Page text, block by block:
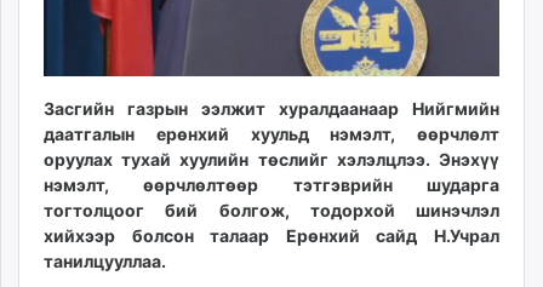
ugluu.mn
unen.mn
asu.mn
shudarga.mn
shuurhai.mn
unuudur.mn
isee.mn
mglradio.com
Засгийн газрын ээлжит хуралдаанаар Нийгмийн
даатгалын ерөнхий хуульд нэмэлт, өөрчлөлт
оруулах тухай хуулийн төслийг хэлэлцлээ. Энэхүү
нэмэлт, өөрчлөлтөөр тэтгэврийн шударга
тогтолцоог бий болгож, тодорхой шинэчлэл
хийхээр болсон талаар Ерөнхий сайд Н.Учрал
танилцууллаа.